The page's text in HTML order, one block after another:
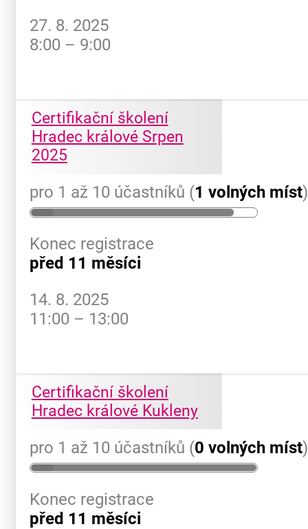
27. 8. 2025
8:00 – 9:00
Certifikační školení
Hradec králové Srpen
2025
pro 1 až 10 účastníků (1 volných míst)
Konec registrace
před 11 měsíci
14. 8. 2025
11:00 – 13:00
Certifikační školení
Hradec králové Kukleny
pro 1 až 10 účastníků (0 volných míst)
Konec registrace
před 11 měsíci